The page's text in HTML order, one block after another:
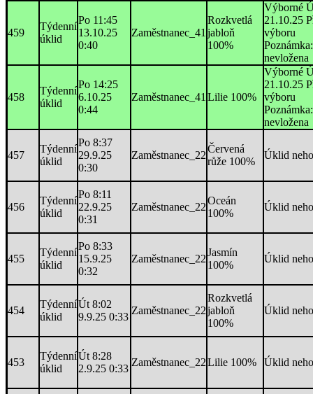
459
Týdenní
úklid
Po 11:45
13.10.25
0:40
Zaměstnanec_41
Rozkvetlá
jabloň
100%
Výborné
21.10.25
výboru
Poznámka:
nevložena
458
Týdenní
úklid
Po 14:25
6.10.25
0:44
Zaměstnanec_41 Lilie 100%
Výborné
21.10.25
výboru
Poznámka:
nevložena
457
Týdenní
úklid
Po 8:37
29.9.25
0:30
Zaměstnanec_22
Červená
růže 100%
Úklid
456
Týdenní
úklid
Po 8:11
22.9.25
0:31
Zaměstnanec_22
Oceán
100%
Úklid
455
Týdenní
úklid
Po 8:33
15.9.25
0:32
Zaměstnanec_22
Jasmín
100%
Úklid
454
Týdenní
úklid
Út 8:02
9.9.25 0:33
Zaměstnanec_22
Rozkvetlá
jabloň
100%
Úklid
453
Týdenní
úklid
Út 8:28
2.9.25 0:33
Zaměstnanec_22Lilie 100% Úklid